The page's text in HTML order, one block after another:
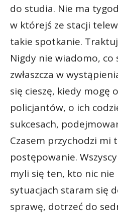
do studia. Nie ma
w którejś ze stacji
takie spotkanie.
Nigdy nie wiadomo, co
zwłaszcza w
się cieszę, kiedy mogę
policjantów, o ich
sukcesach,
Czasem przychodzi mi
postępowanie.
myli się ten, kto nic nie
sytuacjach staram się
sprawę, dotrzeć do